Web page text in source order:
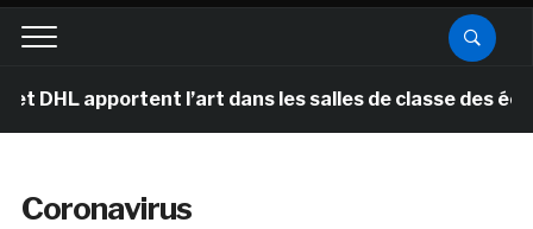
l’art dans les salles de classe des écoles
Coronavirus